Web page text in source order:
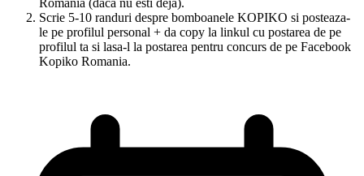
Romania (daca nu esti deja).
Scrie 5-10 randuri despre bomboanele KOPIKO si posteaza-
le pe profilul personal + da copy la linkul cu postarea de pe
profilul ta si lasa-l la postarea pentru concurs de pe Facebook
Kopiko Romania.